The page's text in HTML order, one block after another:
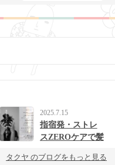
2025.7.15
指宿発・ストレ
スZEROケアで髪
uの新提案
タクヤ のブログをもっと見る